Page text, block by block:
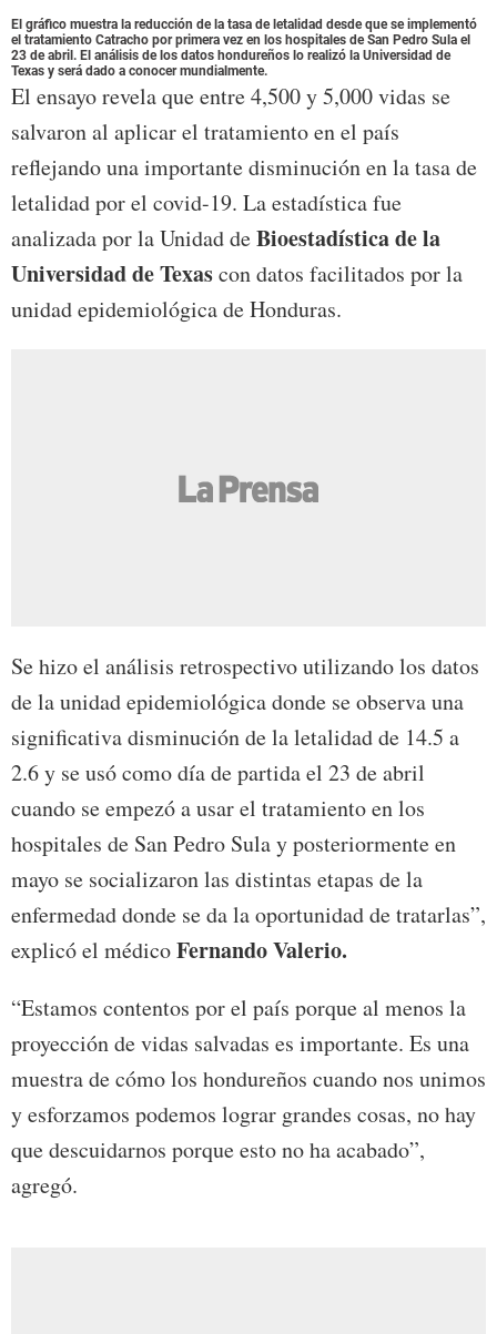
El gráfico muestra la reducción de la tasa de letalidad desde que se implementó
el tratamiento Catracho por primera vez en los hospitales de San Pedro Sula el
23 de abril. El análisis de los datos hondureños lo realizó la Universidad de
Texas y será dado a conocer mundialmente.
El ensayo revela que entre 4,500 y 5,000 vidas se
salvaron al aplicar el tratamiento en el país
reflejando una importante disminución en la tasa de
letalidad por el covid-19. La estadística fue
analizada por la Unidad deBioestadística de la
Universidad de Texascon datos facilitados por la
unidad epidemiológica de Honduras.
Se hizo el análisis retrospectivo utilizando los datos
de la unidad epidemiológica donde se observa una
significativa disminución de la letalidad de 14.5 a
2.6 y se usó como día de partida el 23 de abril
cuando se empezó a usar el tratamiento en los
hospitales de San Pedro Sula y posteriormente en
mayo se socializaron las distintas etapas de la
enfermedad donde se da la oportunidad de tratarlas”,
explicó el médicoFernando Valerio.
“Estamos contentos por el país porque al menos la
proyección de vidas salvadas es importante. Es una
muestra de cómo los hondureños cuando nos unimos
y esforzamos podemos lograr grandes cosas, no hay
que descuidarnos porque esto no ha acabado”,
agregó.